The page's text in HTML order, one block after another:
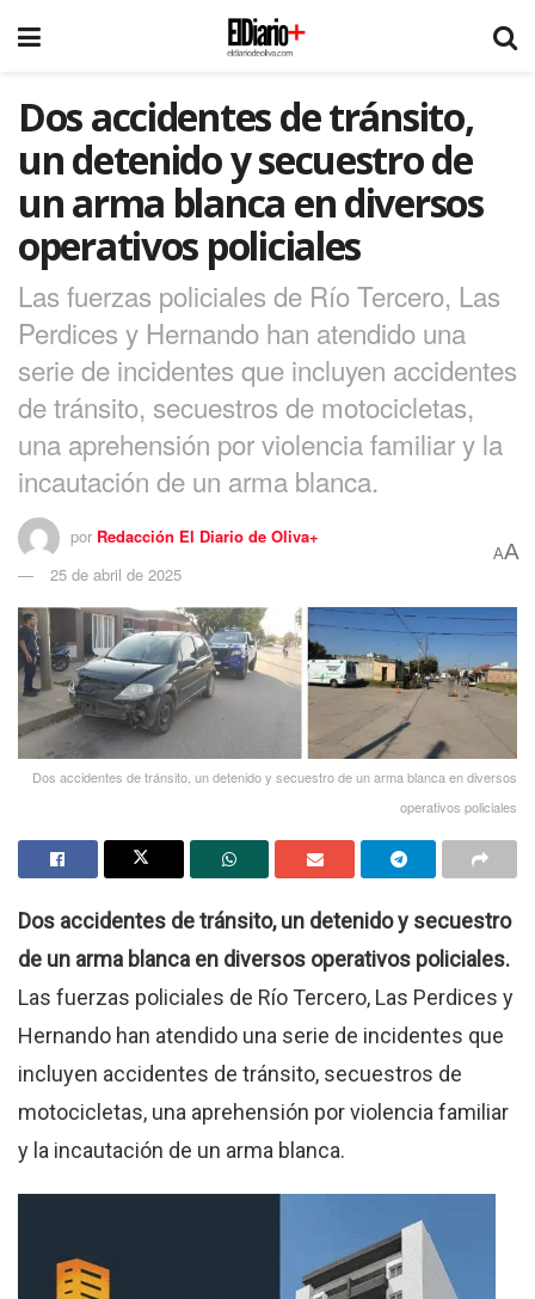
Dos accidentes de tránsito,
un detenido y secuestro de
un arma blanca en diversos
operativos policiales
Las fuerzas policiales de Río Tercero, Las
Perdices y Hernando han atendido una
serie de incidentes que incluyen accidentes
de tránsito, secuestros de motocicletas,
una aprehensión por violencia familiar y la
incautación de un arma blanca.
por Redacción El Diario de Oliva+
25 de abril de 2025
AA
Dos accidentes de tránsito, un detenido y secuestro de un arma blanca en diversos
operativos policiales
Dos accidentes de tránsito, un detenido y secuestro
de un arma blanca en diversos operativos policiales.
Las fuerzas policiales de Río Tercero, Las Perdices y
Hernando han atendido una serie de incidentes que
incluyen accidentes de tránsito, secuestros de
motocicletas, una aprehensión por violencia familiar
y la incautación de un arma blanca.